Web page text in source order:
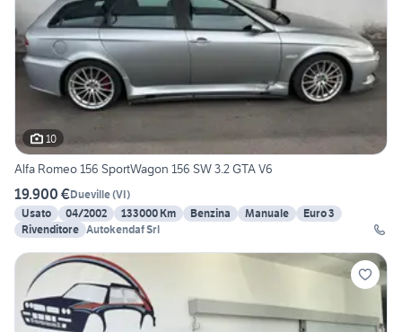
10
Alfa Romeo 156 SportWagon 156 SW 3.2 GTA V6
19.900 €Dueville(VI)
Usato
04/2002 133000 Km Benzina Manuale
Euro 3
Rivenditore Autokendaf Srl